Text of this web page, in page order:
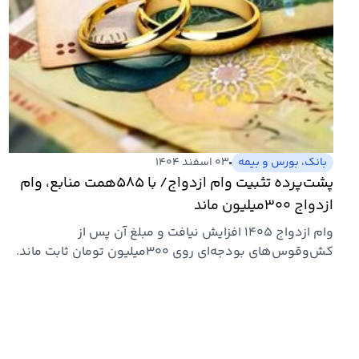
بانک، بورس و بیمه ۰۳ اسفند ۱۴۰۴
پشت‌پرده تثبیت وام ازدواج/ با ۵۸۵همت منابع، وام
ازدواج ۳۰۰میلیون ماند
وام ازدواج ۱۴۰۵ افزایش نیافت و مبلغ آن پس از
کش‌وقوس‌های بودجه‌ای روی ۳۰۰میلیون تومان ثابت ماند.